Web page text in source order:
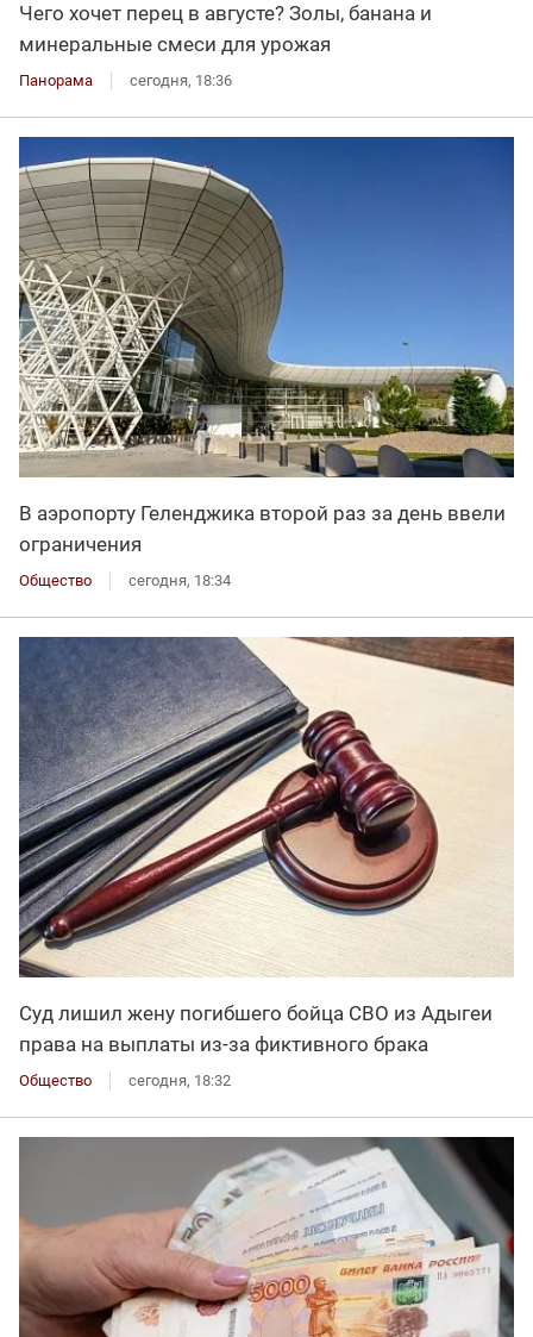
Чего хочет перец в августе? Золы, банана и
минеральные смеси для урожая
Панорама сегодня, 18:36
В аэропорту Геленджика второй раз за день ввели
ограничения
Общество сегодня, 18:34
Суд лишил жену погибшего бойца СВО из Адыгеи
права на выплаты из-за фиктивного брака
Общество сегодня, 18:32